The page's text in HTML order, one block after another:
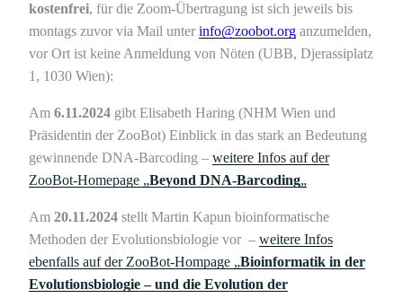
kostenfrei, für die Zoom-Übertragung ist sich jeweils bis
montags zuvor via Mail unter info@zoobot.org anzumelden,
vor Ort ist keine Anmeldung von Nöten (UBB, Djerassiplatz
1, 1030 Wien):
Am 6.11.2024 gibt Elisabeth Haring (NHM Wien und
Präsidentin der ZooBot) Einblick in das stark an Bedeutung
gewinnende DNA-Barcoding – weitere Infos auf der
ZooBot-Homepage „Beyond DNA-Barcoding„
Am 20.11.2024 stellt Martin Kapun bioinformatische
Methoden der Evolutionsbiologie vor – weitere Infos
ebenfalls auf der ZooBot-Hompage „Bioinformatik in der
Evolutionsbiologie – und die Evolution der